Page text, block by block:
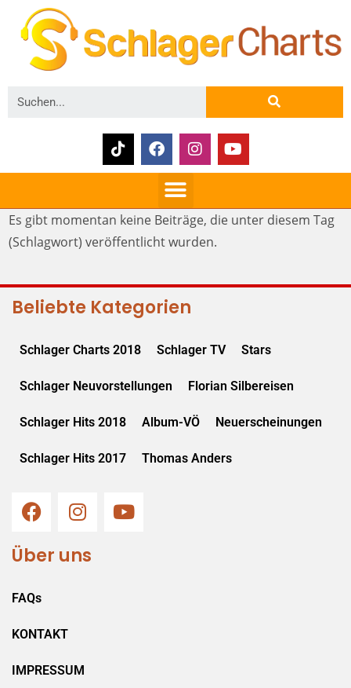
Es gibt momentan keine Beiträge, die unter diesem Tag
(Schlagwort) veröffentlicht wurden.
Beliebte Kategorien
Schlager Charts 2018 Schlager TV Stars
Schlager Neuvorstellungen Florian Silbereisen
Schlager Hits 2018 Album-VÖ Neuerscheinungen
Schlager Hits 2017 Thomas Anders
Über uns
FAQs
KONTAKT
IMPRESSUM